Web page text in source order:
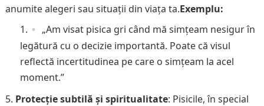
anumite alegeri sau situații din viața ta.Exemplu:
„Am visat pisica gri când mă simțeam nesigur în
legătură cu o decizie importantă. Poate că visul
reflectă incertitudinea pe care o simțeam la acel
moment.”
Protecție subtilă și spiritualitate: Pisicile, în special